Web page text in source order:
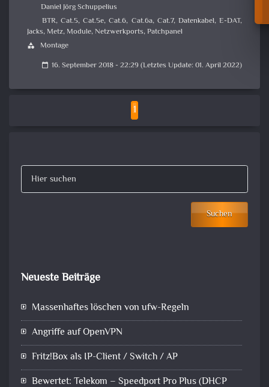
Daniel Jörg Schuppelius
BTR,Cat.5,Cat.5e,Cat.6, Cat.6a, Cat.7, Datenkabel,E-DAT,
Jacks, Metz, Module,Netzwerkports,Patchpanel
category Montage
calendar_today 16. September 2018 - 22:29 (Letztes Update: 01. April 2022)
1
Suchen
Neueste Beiträge
Massenhaftes löschen von ufw-Regeln
Angriffe auf OpenVPN
Fritz!Box als IP-Client / Switch / AP
Bewertet: Telekom – Speedport Pro Plus (DHCP